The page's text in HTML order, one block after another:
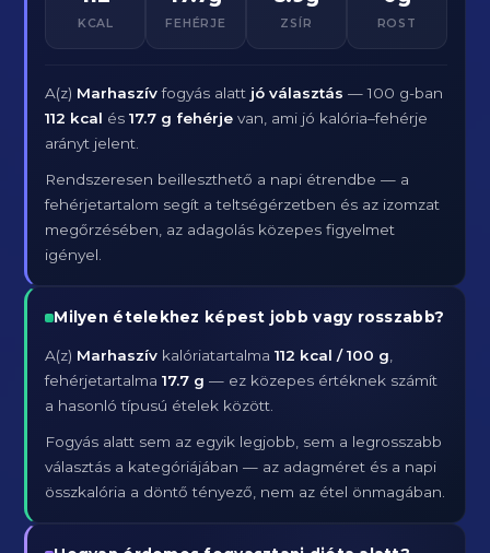
KCAL FEHÉRJE ZSÍR ROST
A(z) Marhaszívfogyás alatt jó választás — 100 g-ban
112 kcal és17.7 g fehérje van, ami jó kalória–fehérje
arányt jelent.
Rendszeresen beilleszthető a napi étrendbe — a
fehérjetartalom segít a teltségérzetben és az izomzat
megőrzésében, az adagolás közepes figyelmet
igényel.
Milyen ételekhez képest jobb vagy rosszabb?
A(z) Marhaszív kalóriatartalma112 kcal / 100 g
fehérjetartalma17.7 g — ez közepes értéknek számít
a hasonló típusú ételek között.
Fogyás alatt sem az egyik legjobb, sem a legrosszabb
választás a kategóriájában — az adagméret és a napi
összkalória a döntő tényező, nem az étel önmagában.